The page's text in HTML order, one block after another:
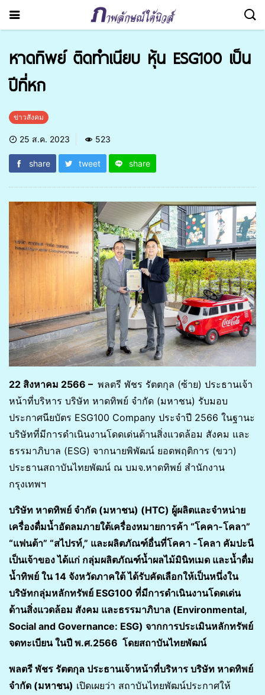
หาดทิพย์ ติดทำเนียบ หุ้น ESG100 เป็น
ปีที่หก
ข่าวสังคม
25 ส.ค. 2023 523
share tweet share
22 สิงหาคม 2566 – พลตรี พัชร รัตตกุล (ซ้าย) ประธานเจ้า
หน้าที่บริหาร บริษัท หาดทิพย์ จำกัด (มหาชน) รับมอบ
ประกาศนียบัตร ESG100 Company ประจำปี 2566 ในฐานะ
บริษัทที่มีการดำเนินงานโดดเด่นด้านสิ่งแวดล้อม สังคม และ
ธรรมาภิบาล (ESG) จากนายพิพัฒน์ ยอดพฤติการ (ขวา)
ประธานสถาบันไทยพัฒน์ ณ บมจ.หาดทิพย์ สำนักงาน
กรุงเทพฯ
บริษัท หาดทิพย์ จำกัด (มหาชน) (HTC) ผู้ผลิตและจำหน่าย
เครื่องดื่มน้ำอัดลมภายใต้เครื่องหมายการค้า “โคคา-โคลา”
“แฟนต้า” “สไปรท์,” และผลิตภัณฑ์อื่นที่โคคา -โคลา คัมปะนี
เป็นเจ้าของ ได้แก่ กลุ่มผลิตภัณฑ์น้ำผลไม้มินิทเมด และน้ำดื่ม
น้ำทิพย์ ใน 14 จังหวัดภาคใต้ ได้รับคัดเลือกให้เป็นหนึ่งใน
บริษัทกลุ่มหลักทรัพย์ ESG100 ที่มีการดำเนินงานโดดเด่น
ด้านสิ่งแวดล้อม สังคม และธรรมาภิบาล (Environmental,
Social and Governance: ESG) จากการประเมินหลักทรัพย์
จดทะเบียน ในปี พ.ศ.2566 โดยสถาบันไทยพัฒน์
พลตรี พัชร รัตตกุล ประธานเจ้าหน้าที่บริหาร บริษัท หาดทิพย์
จำกัด (มหาชน) เปิดเผยว่า สถาบันไทยพัฒน์ประกาศให้